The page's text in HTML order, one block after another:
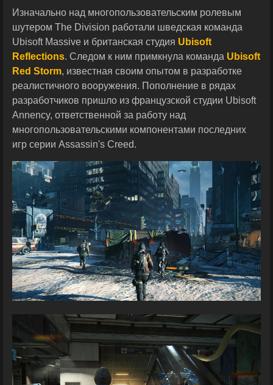
Изначально над многопользовательским ролевым
шутером The Division работали шведская команда
Ubisoft Massive и британская студия Ubisoft
Reflections. Следом к ним примкнула команда Ubisoft
Red Storm, известная своим опытом в разработке
реалистичного вооружения. Пополнение в рядах
разработчиков пришло из французской студии Ubisoft
Annency, ответственной за работу над
многопользовательскими компонентами последних
игр серии Assassin's Creed.